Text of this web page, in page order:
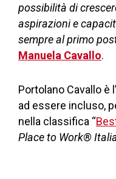
possibilità di
aspirazioni e
sempre al primo
Manuela Cavallo.
Portolano Cavallo è
ad essere incluso,
nella classifica “
Place to Work®